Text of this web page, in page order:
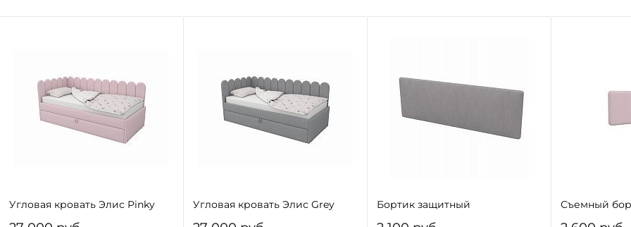
Угловая кровать Элис Pinky Угловая кровать Элис Grey Бортик защитный Съемный